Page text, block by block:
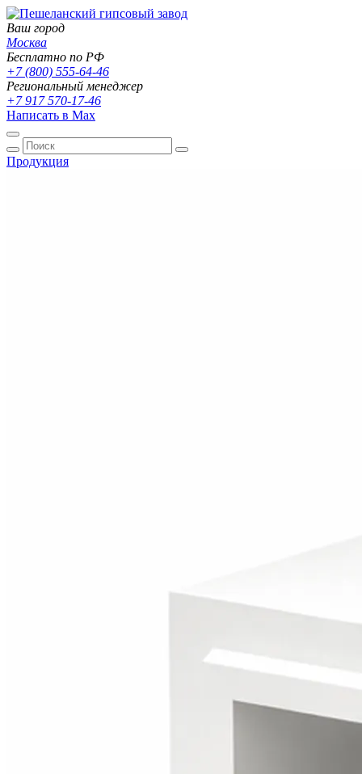
Ваш город
Москва
Бесплатно по РФ
+7 (800) 555-64-46
Региональный менеджер
+7 917 570-17-46
Написать в Max
Продукция